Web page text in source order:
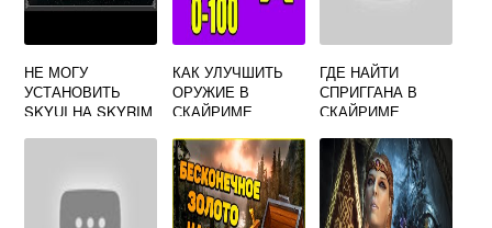
НЕ МОГУ
УСТАНОВИТЬ
SKYUI НА SKYRIM
КАК УЛУЧШИТЬ
ОРУЖИЕ В
СКАЙРИМЕ
ГДЕ НАЙТИ
СПРИГГАНА В
СКАЙРИМЕ